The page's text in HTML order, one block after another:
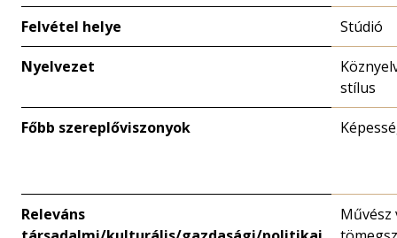
Felvétel helye Stúdió
Nyelvezet
stílus
Főbb szereplőviszonyok
Releváns
Művész